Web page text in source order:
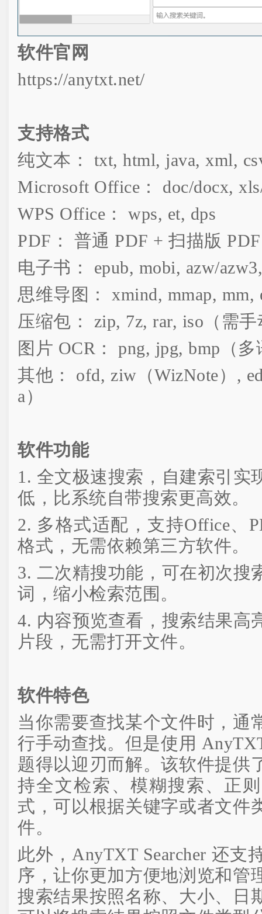
软件官网
https://anytxt.net/
支持格式
纯文本： txt, html, java, xml,
Microsoft Office： doc/docx,
WPS Office： wps, et, dps
PDF： 普通 PDF + 扫描版
电子书： epub, mobi, azw/
思维导图： xmind, mmap, mm,
压缩包： zip, 7z, rar, iso（需
图片 OCR： png, jpg, bmp（
其他： ofd, ziw（WizNote）,
a）
软件功能
1. 全文极速搜索，自建索引实
低，比系统自带搜索更高效。
2. 多格式适配，支持Office、
格式，无需依赖第三方软件。
3. 二次精搜功能，可在初次搜
词，缩小检索范围。
4. 内容预览查看，搜索结果高
片段，无需打开文件。
软件特色
当你需要查找某个文件时，通
行手动查找。但是使用
题得以迎刃而解。该软件提供
持全文检索、模糊搜索、正
式，可以根据关键字或者文件
件。
此外，AnyTXT Searcher 还支
序，让你更加方便地浏览和管
搜索结果按照名称、大小、日